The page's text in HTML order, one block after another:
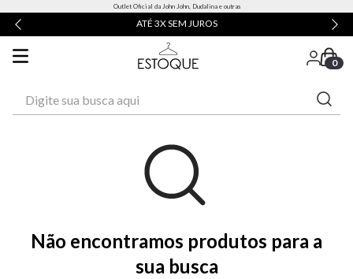
Outlet Oficial da John John, Dudalina e outras
ATÉ 3X SEM JUROS
0
Não encontramos produtos para a
sua busca